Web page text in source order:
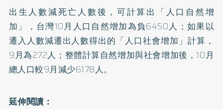
出生人數減死亡人數後，可計算出「人口自然增
加」，台灣10月人口自然增加為負6450人；如果以
遷入人數減遷出人數得出的「人口社會增加」計算，
9月為272人；整體計算自然增加與社會增加後，10月
總人口較9月減少6178人。
延伸閱讀：